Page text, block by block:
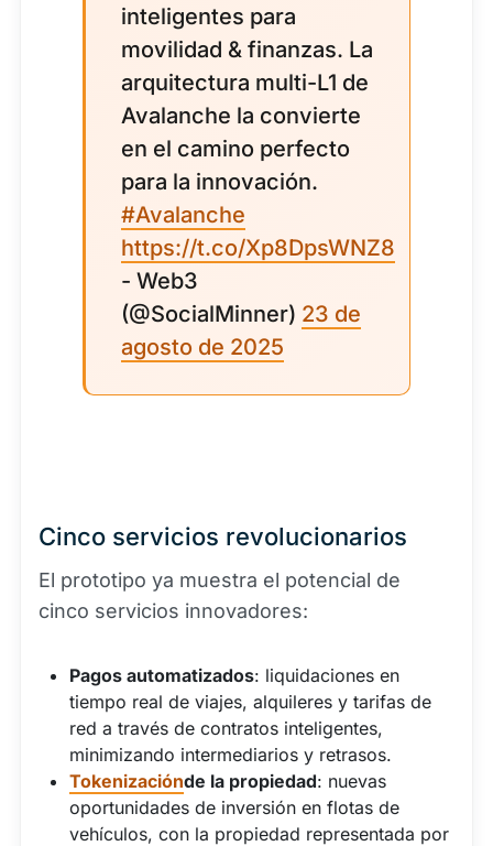
inteligentes para
movilidad & finanzas. La
arquitectura multi-L1 de
Avalanche la convierte
en el camino perfecto
para la innovación.
#Avalanche
https://t.co/Xp8DpsWNZ8
- Web3
(@SocialMinner) 23 de
agosto de 2025
Cinco servicios revolucionarios
El prototipo ya muestra el potencial de
cinco servicios innovadores:
Pagos automatizados: liquidaciones en
tiempo real de viajes, alquileres y tarifas de
red a través de contratos inteligentes,
minimizando intermediarios y retrasos.
Tokenizaciónde la propiedad: nuevas
oportunidades de inversión en flotas de
vehículos, con la propiedad representada por